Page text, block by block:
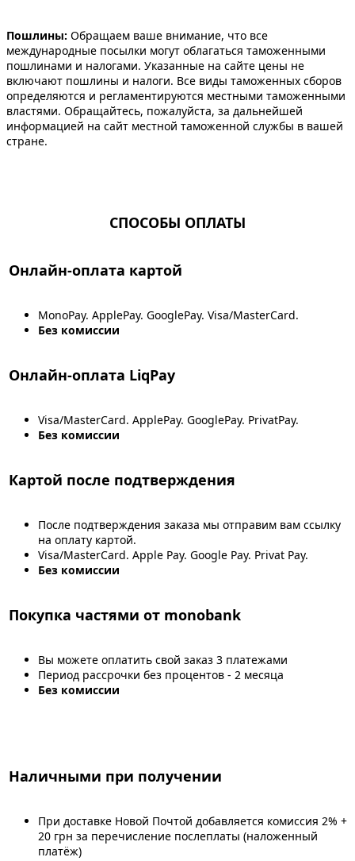
Пошлины: Обращаем ваше внимание, что все
международные посылки могут облагаться таможенными
пошлинами и налогами. Указанные на сайте цены не
включают пошлины и налоги. Все виды таможенных сборов
определяются и регламентируются местными таможенными
властями. Обращайтесь, пожалуйста, за дальнейшей
информацией на сайт местной таможенной службы в вашей
стране.
СПОСОБЫ ОПЛАТЫ
Онлайн-оплата картой
MonoPay. ApplePay. GooglePay. Visa/MasterCard.
Без комиссии
Онлайн-оплата LiqPay
Visa/MasterCard. ApplePay. GooglePay. PrivatPay.
Без комиссии
Картой после подтверждения
После подтверждения заказа мы отправим вам ссылку
на оплату картой.
Visa/MasterCard. Apple Pay. Google Pay. Privat Pay.
Без комиссии
Покупка частями от monobank
Вы можете оплатить свой заказ 3 платежами
Период рассрочки без процентов - 2 месяца
Без комиссии
Наличными при получении
При доставке Новой Почтой добавляется комиссия 2% +
20 грн за перечисление послеплаты (наложенный
платёж)